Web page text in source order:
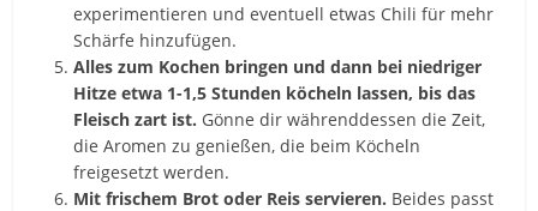
experimentieren und eventuell etwas Chili für mehr
Schärfe hinzufügen.
Alles zum Kochen bringen und dann bei niedriger
Hitze etwa 1-1,5 Stunden köcheln lassen, bis das
Fleisch zart ist. Gönne dir währenddessen die Zeit,
die Aromen zu genießen, die beim Köcheln
freigesetzt werden.
Mit frischem Brot oder Reis servieren. Beides passt